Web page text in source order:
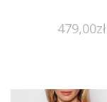
479,00zł